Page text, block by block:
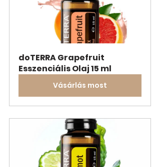
doTERRA Grapefruit
Esszenciális Olaj 15 ml
Vásárlás most